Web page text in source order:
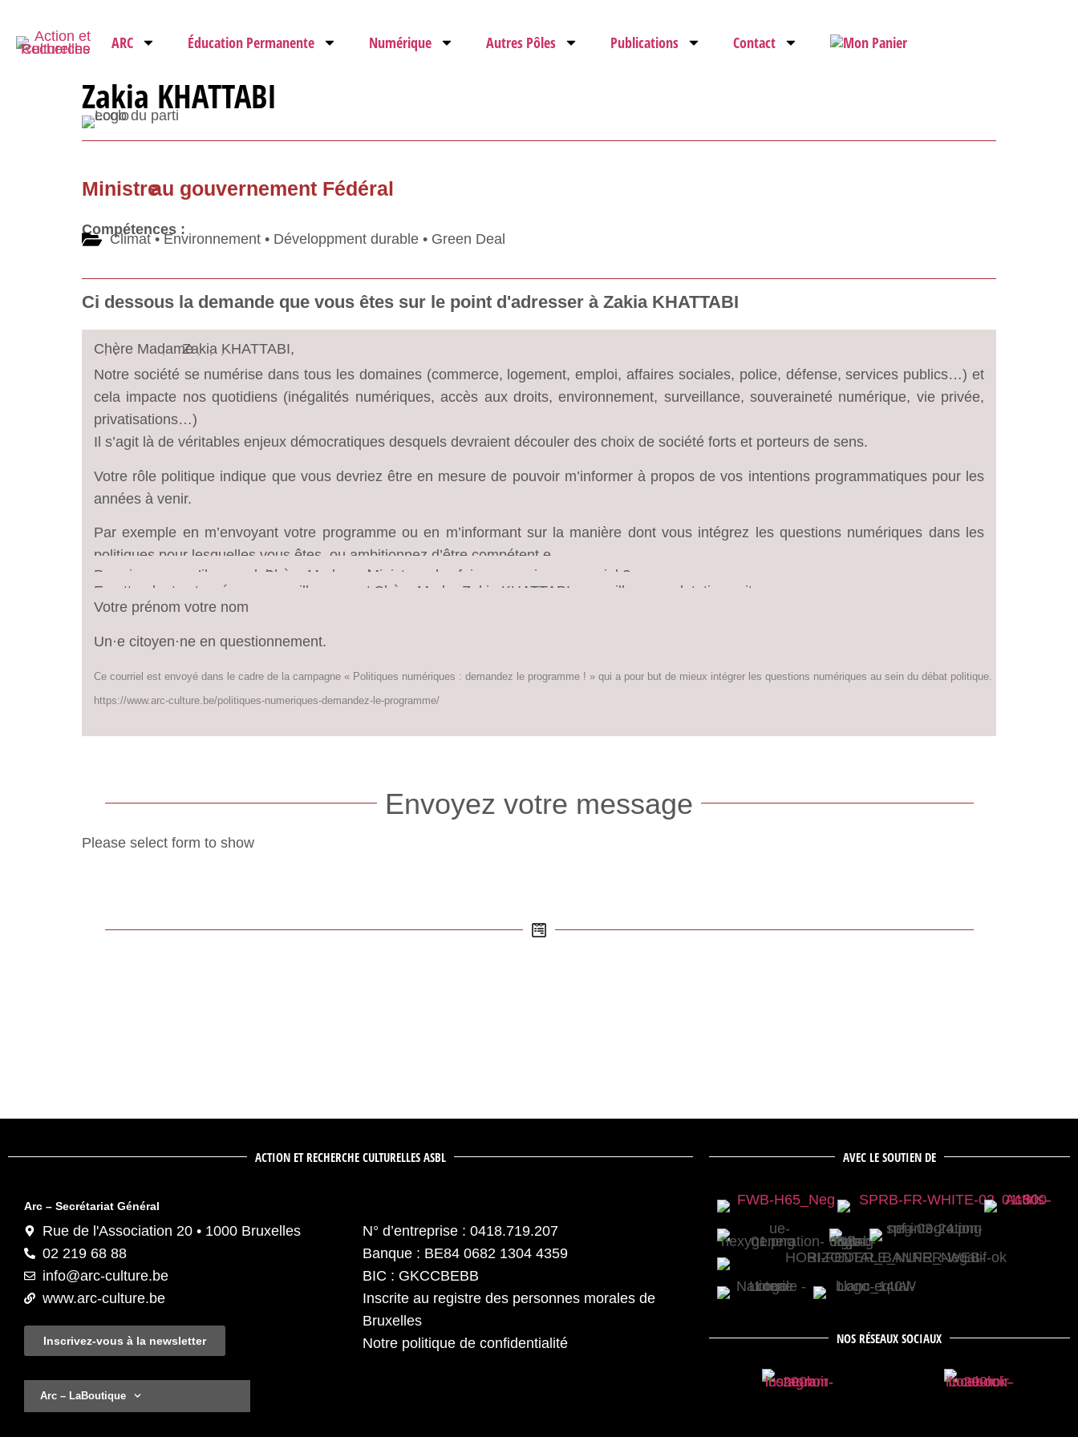
ARC Éducation Permanente Numérique Autres Pôles Publications Contact
Zakia KHATTABI
Ministreau gouvernement Fédéral
Compétences :
Climat • Environnement • Développment durable • Green Deal
Ci dessous la demande que vous êtes sur le point d'adresser à Zakia KHATTABI
Chère MadameZakia KHATTABI,
Chère Madame laMinistre,
Notre société se numérise dans tous les domaines (commerce, logement, emploi, affaires sociales, police, défense, services publics…) et
cela impacte nos quotidiens (inégalités numériques, accès aux droits, environnement, surveillance, souveraineté numérique, vie privée,
privatisations…)
Il s’agit là de véritables enjeux démocratiques desquels devraient découler des choix de société forts et porteurs de sens.
Votre rôle politique indique que vous devriez être en mesure de pouvoir m’informer à propos de vos intentions programmatiques pour les
années à venir.
Par exemple en m’envoyant votre programme ou en m’informant sur la manière dont vous intégrez les questions numériques dans les
politiques pour lesquelles vous êtes, ou ambitionnez d’être compétent.e.
Pourriez-vous, s’il vous plait,Chère Madame laMinistre, me les faire parvenir par courriel ?
En attendant votre réponse, veuillez accepter,Chère MadameZakia KHATTABI,mes meilleures salutations citoyennes.
Votre prénom votre nom
Un·e citoyen·ne en questionnement.
Ce courriel est envoyé dans le cadre de la campagne « Politiques numériques : demandez le programme ! » qui a pour but de mieux intégrer les questions numériques au sein du débat politique.
https://www.arc-culture.be/politiques-numeriques-demandez-le-programme/
Envoyez votre message
Please select form to show
ACTION ET RECHERCHE CULTURELLES ASBL
Arc – Secrétariat Général
Rue de l'Association 20 • 1000 Bruxelles
02 219 68 88
info@arc-culture.be
www.arc-culture.be
Inscrivez-vous à la newsletter
Arc – LaBoutique
N° d’entreprise : 0418.719.207
Banque : BE84 0682 1304 4359
BIC : GKCCBEBB
Inscrite au registre des personnes morales de
Bruxelles
Notre politique de confidentialité
AVEC LE SOUTIEN DE
NOS RÉSEAUX SOCIAUX